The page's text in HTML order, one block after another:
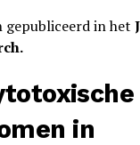
in het
in